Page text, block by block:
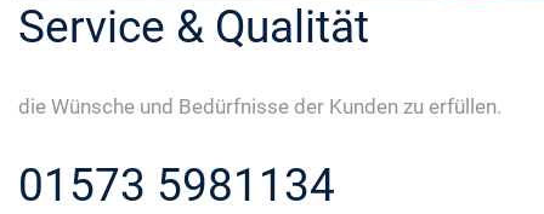
Service & Qualität
die Wünsche und Bedürfnisse der Kunden zu erfüllen.
01573 5981134